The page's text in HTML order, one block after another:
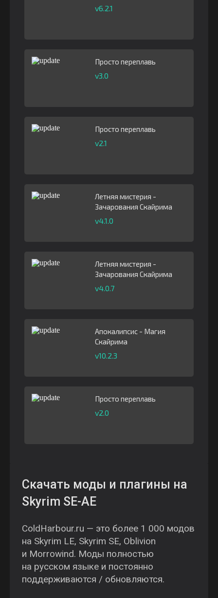
v6.2.1
Просто переплавь
v3.0
Просто переплавь
v2.1
Летняя мистерия -
Зачарования Скайрима
v4.1.0
Летняя мистерия -
Зачарования Скайрима
v4.0.7
Апокалипсис - Магия
Скайрима
v10.2.3
Просто переплавь
v2.0
Скачать моды и плагины на
Skyrim SE-AE
ColdHarbour.ru — это более 1 000 модов
на Skyrim LE, Skyrim SE, Oblivion
и Morrowind. Моды полностью
на русском языке и постоянно
поддерживаются / обновляются.